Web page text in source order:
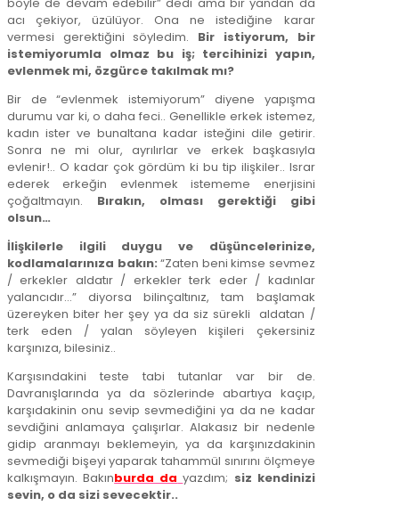
böyle de devam edebilir” dedi ama bir yandan da
acı çekiyor, üzülüyor. Ona ne istediğine karar
vermesi gerektiğini söyledim. Bir istiyorum, bir
istemiyorumla olmaz bu iş; tercihinizi yapın,
evlenmek mi, özgürce takılmak mı?
Bir de “evlenmek istemiyorum” diyene yapışma
durumu var ki, o daha feci.. Genellikle erkek istemez,
kadın ister ve bunaltana kadar isteğini dile getirir.
Sonra ne mi olur, ayrılırlar ve erkek başkasıyla
evlenir!.. O kadar çok gördüm ki bu tip ilişkiler.. Israr
ederek erkeğin evlenmek istememe enerjisini
çoğaltmayın. Bırakın, olması gerektiği gibi
olsun…
İlişkilerle ilgili duygu ve düşüncelerinize,
kodlamalarınıza bakın: “Zaten beni kimse sevmez
/ erkekler aldatır / erkekler terk eder / kadınlar
yalancıdır…” diyorsa bilinçaltınız, tam başlamak
üzereyken biter her şey ya da siz sürekli aldatan /
terk eden / yalan söyleyen kişileri çekersiniz
karşınıza, bilesiniz..
Karşısındakini teste tabi tutanlar var bir de.
Davranışlarında ya da sözlerinde abartıya kaçıp,
karşıdakinin onu sevip sevmediğini ya da ne kadar
sevdiğini anlamaya çalışırlar. Alakasız bir nedenle
gidip aranmayı beklemeyin, ya da karşınızdakinin
sevmediği bişeyi yaparak tahammül sınırını ölçmeye
kalkışmayın. Bakınburda da yazdım; siz kendinizi
sevin, o da sizi sevecektir..